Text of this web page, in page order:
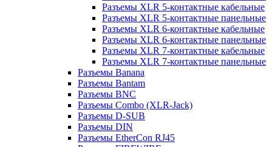
Разъемы XLR 5-контактные кабельные
Разъемы XLR 5-контактные панельные
Разъемы XLR 6-контактные кабельные
Разъемы XLR 6-контактные панельные
Разъемы XLR 7-контактные кабельные
Разъемы XLR 7-контактные панельные
Разъемы Banana
Разъемы Bantam
Разъемы BNC
Разъемы Combo (XLR-Jack)
Разъемы D-SUB
Разъемы DIN
Разъемы EtherCon RJ45